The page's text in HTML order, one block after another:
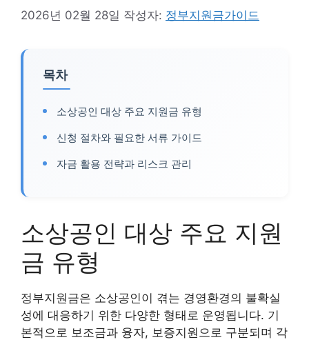
2026년 02월 28일 작성자: 정부지원금가이드
목차
소상공인 대상 주요 지원금 유형
신청 절차와 필요한 서류 가이드
자금 활용 전략과 리스크 관리
소상공인 대상 주요 지원
금 유형
정부지원금은 소상공인이 겪는 경영환경의 불확실
성에 대응하기 위한 다양한 형태로 운영됩니다. 기
본적으로 보조금과 융자, 보증지원으로 구분되며 각